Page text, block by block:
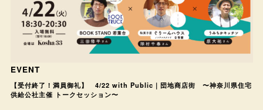
EVENT
【受付終了！満員御礼】 4/22 with Public｜団地商店街 〜神奈川県住宅
供給公社主催 トークセッション〜